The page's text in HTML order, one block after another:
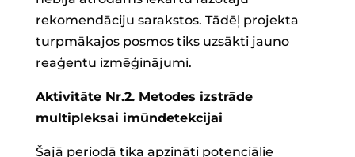
rekomendāciju sarakstos. Tādēļ projekta
turpmākajos posmos tiks uzsākti jauno
reaģentu izmēģinājumi.
Aktivitāte Nr.2. Metodes izstrāde
multipleksai imūndetekcijai
Šajā periodā tika apzināti potenciālie